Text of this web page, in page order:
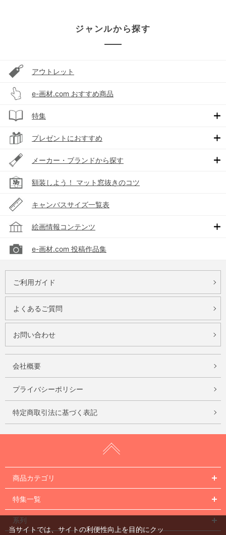
ジャンルから探す
アウトレット
e-画材.com おすすめ商品
特集
プレゼントにおすすめ
メーカー・ブランドから探す
額装しよう！ マット窓抜きのコツ
キャンバスサイズ一覧表
絵画情報コンテンツ
e-画材.com 投稿作品集
ご利用ガイド
よくあるご質問
お問い合わせ
会社概要
プライバシーポリシー
特定商取引法に基づく表記
商品カテゴリ
特集一覧
系列
当サイトでは、サイトの利便性向上を目的にクッ